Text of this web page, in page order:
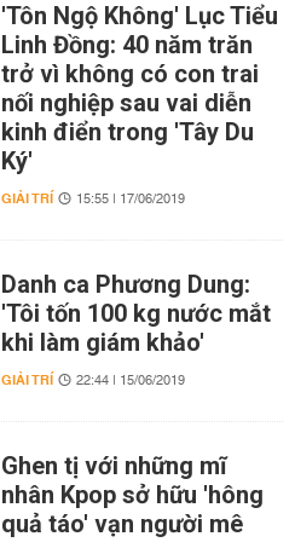
'Tôn Ngộ Không' Lục Tiểu
Linh Đồng: 40 năm trăn
trở vì không có con trai
nối nghiệp sau vai diễn
kinh điển trong 'Tây Du
Ký'
GIẢI TRÍ 15:55 | 17/06/2019
Danh ca Phương Dung:
'Tôi tốn 100 kg nước mắt
khi làm giám khảo'
GIẢI TRÍ 22:44 | 15/06/2019
Ghen tị với những mĩ
nhân Kpop sở hữu 'hông
quả táo' vạn người mê